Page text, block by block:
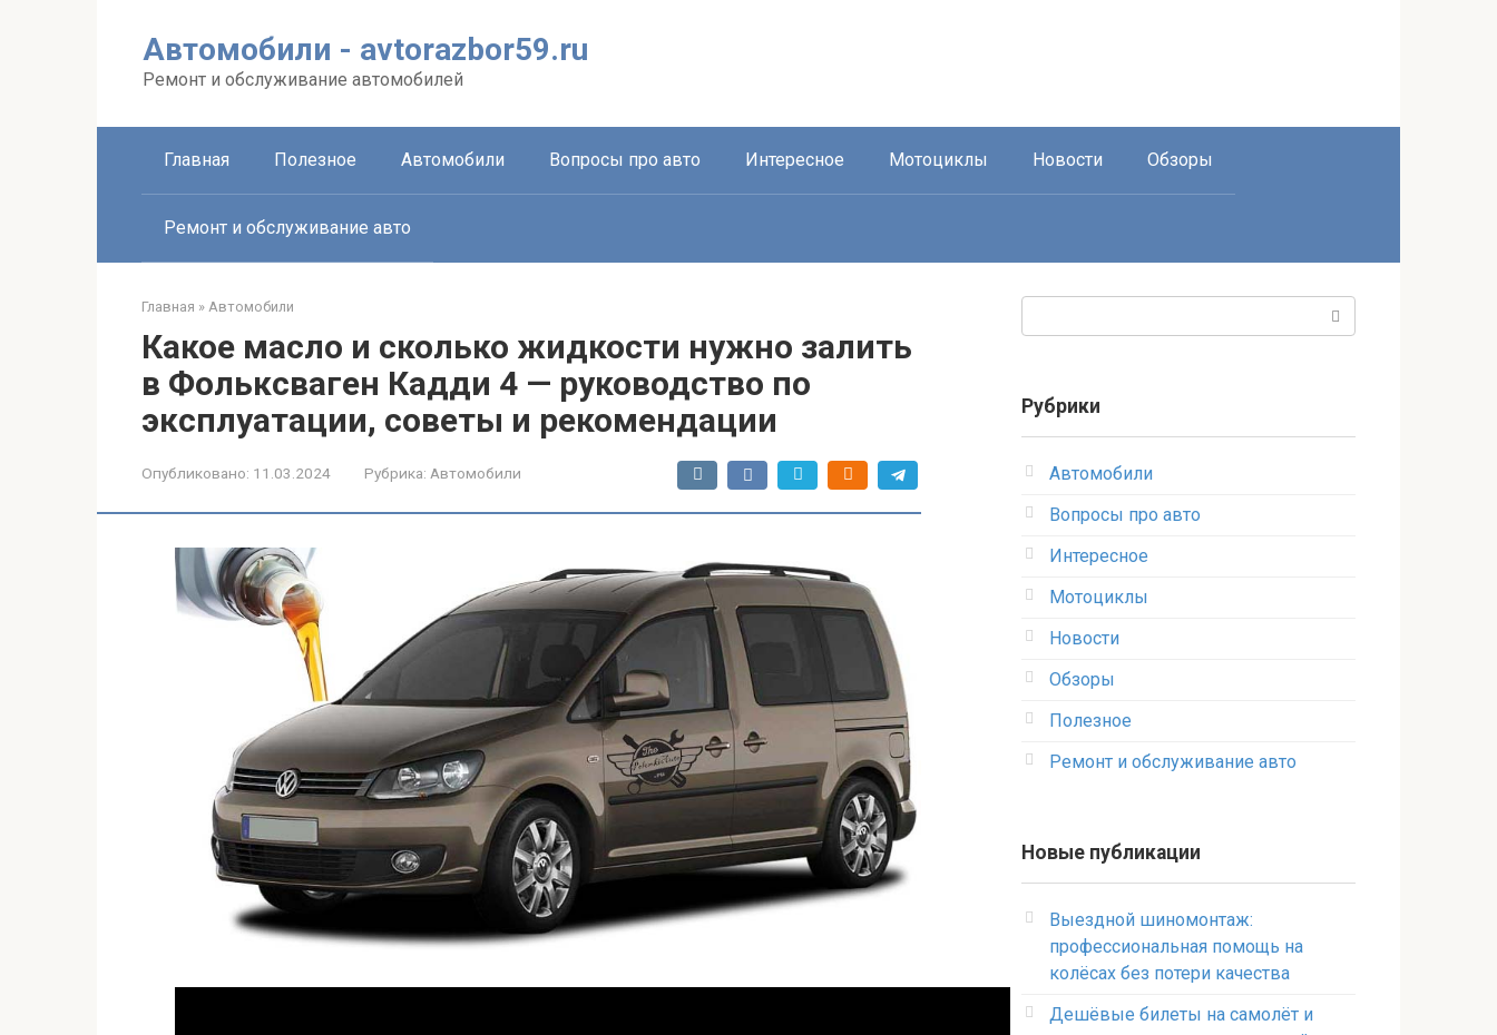
Автомобили - avtorazbor59.ru
Ремонт и обслуживание автомобилей
Главная Полезное Автомобили Вопросы про авто Интересное Мотоциклы Новости Обзоры
Ремонт и обслуживание авто
Главная » Автомобили
Какое масло и сколько жидкости нужно залить
в Фольксваген Кадди 4 — руководство по
эксплуатации, советы и рекомендации
Опубликовано: 11.03.2024 Рубрика: Автомобили
Рубрики
Автомобили
Вопросы про авто
Интересное
Мотоциклы
Новости
Обзоры
Полезное
Ремонт и обслуживание авто
Новые публикации
Выездной шиномонтаж:
профессиональная помощь на
колёсах без потери качества
Дешёвые билеты на самолёт и